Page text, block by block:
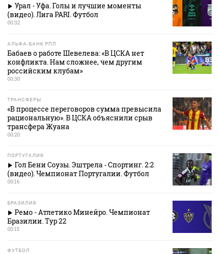
Урал - Уфа. Голы и лучшие моменты
(видео). Лига PARI. Футбол
00:32
АЛЬФА-БАНК РПЛ
Бабаев о работе Шевелева: «В ЦСКА нет
конфликта. Нам сложнее, чем другим
российским клубам»
00:30
ТРАНСФЕРЫ
«В процессе переговоров сумма превысила
рациональную». В ЦСКА объяснили срыв
трансфера Жуана
00:20
ПОРТУГАЛИЯ
Гол Бени Соузы. Эштрела - Спортинг. 2:2
(видео). Чемпионат Португалии. Футбол
00:16
БРАЗИЛИЯ
Ремо - Атлетико Минейро. Чемпионат
Бразилии. Тур 22
00:15
ФУТБОЛ